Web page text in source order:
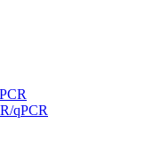
qPCR